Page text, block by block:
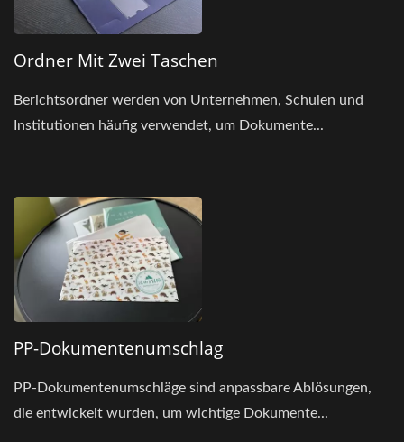
Ordner Mit Zwei Taschen
Berichtsordner werden von Unternehmen, Schulen und
Institutionen häufig verwendet, um Dokumente...
PP-Dokumentenumschlag
PP-Dokumentenumschläge sind anpassbare Ablösungen,
die entwickelt wurden, um wichtige Dokumente...